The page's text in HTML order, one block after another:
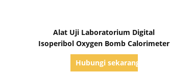
Alat Uji Laboratorium Digital
Isoperibol Oxygen Bomb Calorimeter
Hubungi sekarang